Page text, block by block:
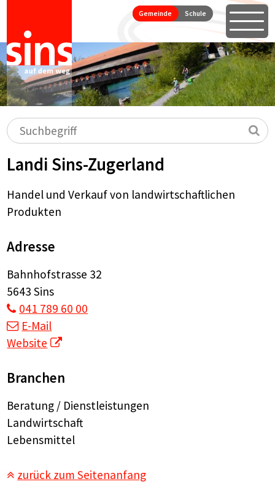
Direkt zum Inhalt springen
Hauptnavigation
Gemeinde Schule
Suchbegriff
Landi Sins-Zugerland
Handel und Verkauf von landwirtschaftlichen
Produkten
Adresse
Bahnhofstrasse 32
5643 Sins
041 789 60 00
E-Mail
Website
Branchen
Beratung / Dienstleistungen
Landwirtschaft
Lebensmittel
zurück zum Seitenanfang